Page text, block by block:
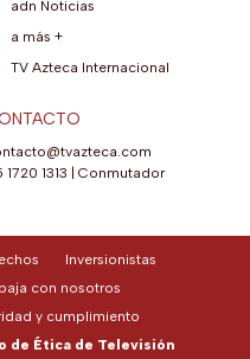
adn Noticias
a más +
TV Azteca Internacional
1720 1313
Conmutador
Inversionistas
con nosotros
y cumplimiento
de Ética de Televisión